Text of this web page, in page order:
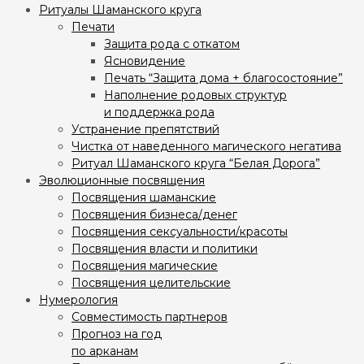
Ритуалы Шаманского круга
Печати
Защита рода с откатом
Ясновидение
Печать “Защита дома + благосостояние”
Наполнение родовых структур
и поддержка рода
Устранение препятствий
Чистка от наведенного магического негатива
Ритуал Шаманского круга “Белая Дорога”
Эволюционные посвящения
Посвящения шаманские
Посвящения бизнеса/денег
Посвящения сексуальности/красоты
Посвящения власти и политики
Посвящения магические
Посвящения целительские
Нумерология
Совместимость партнеров
Прогноз на год
по арканам